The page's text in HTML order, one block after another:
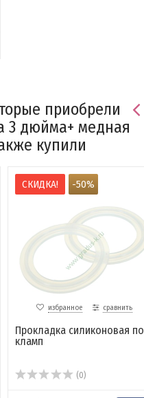
приобрели
3 дюйма+ медная
купили
СКИДКА! -50%
избранное сравнить
Прокладка силиконовая
кламп
(0)